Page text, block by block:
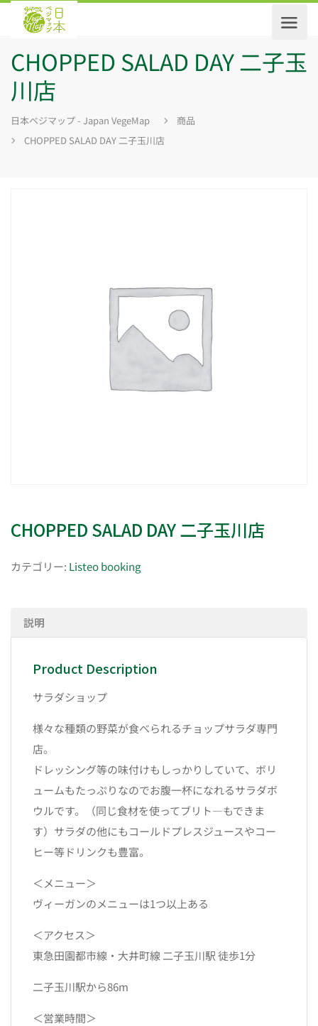
CHOPPED SALAD DAY 二子玉
川店
日本ベジマップ - Japan VegeMap
商品
CHOPPED SALAD DAY 二子玉川店
CHOPPED SALAD DAY 二子玉川店
カテゴリー: Listeo booking
説明
Product Description
サラダショップ
様々な種類の野菜が食べられるチョップサラダ専門
店。
ドレッシング等の味付けもしっかりしていて、ボリ
ュームもたっぷりなのでお腹一杯になれるサラダボ
ウルです。（同じ食材を使ってブリト―もできま
す）サラダの他にもコールドプレスジュースやコー
ヒー等ドリンクも豊富。
＜メニュー＞
ヴィーガンのメニューは1つ以上ある
＜アクセス＞
東急田園都市線・大井町線 二子玉川駅 徒歩1分
二子玉川駅から86m
＜営業時間＞